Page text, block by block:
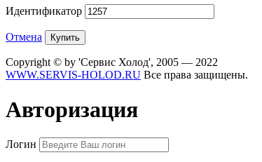
Идентификатор
Отмена
Copyright © by 'Сервис Холод', 2005 — 2022
WWW.SERVIS-HOLOD.RU Все права защищены.
Авторизация
Логин